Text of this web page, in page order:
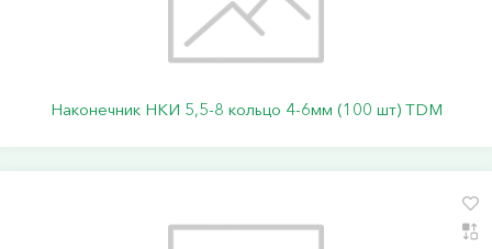
Наконечник НКИ 5,5-8 кольцо 4-6мм (100 шт) TDM